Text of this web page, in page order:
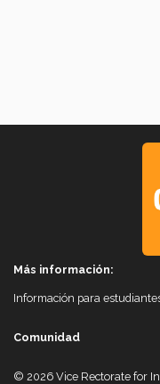
Más información:
Información para
Comunidad
© 2026 Vice Rectorate for